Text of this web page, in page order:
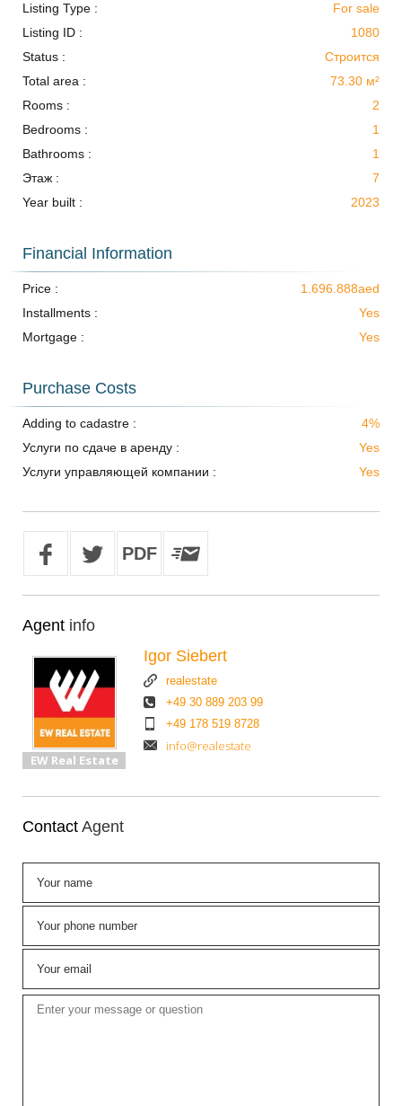
Listing Type :
For sale
Listing ID :
1080
Status :
Строится
Total area :
73.30 м²
Rooms :
2
Bedrooms :
1
Bathrooms :
1
Этаж :
7
Year built :
2023
Financial Information
Price :
1.696.888aed
Installments :
Yes
Mortgage :
Yes
Purchase Costs
Adding to cadastre :
4%
Услуги по сдаче в аренду :
Yes
Услуги управляющей компании :
Yes
Agent info
EW Real Estate
Igor Siebert
realestate
+49 30 889 203 99
+49 178 519 8728
info@realestate
Contact Agent